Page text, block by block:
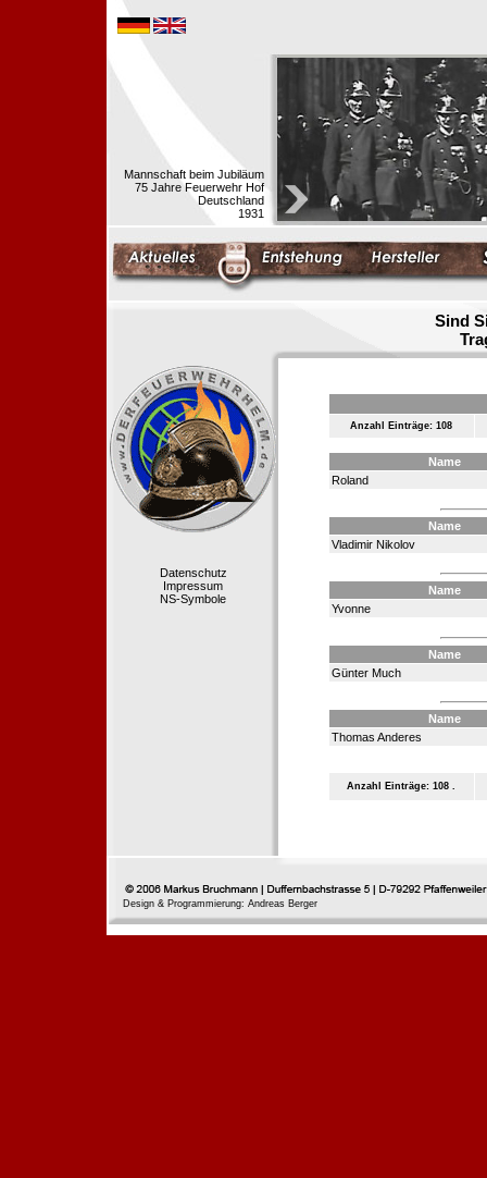
Mannschaft beim Jubiläum
75 Jahre Feuerwehr Hof
Deutschland
1931
Sind
Datenschutz
Impressum
NS-Symbole
Anzahl Einträge: 108
Name
Roland
Name
Vladimir Nikolov
Name
Yvonne
Name
Günter Much
Name
Thomas Anderes
Anzahl Einträge: 108 .
Design & Programmierung: Andreas Berger